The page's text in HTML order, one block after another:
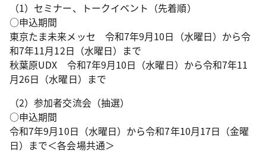
（1）セミナー、トークイベント（先着順）
○申込期間
東京たま未来メッセ 令和7年9月10日（水曜日）から令
和7年11月12日（水曜日）まで
秋葉原UDX 令和7年9月10日（水曜日）から令和7年11
月26日（水曜日）まで
（2）参加者交流会（抽選）
○申込期間
令和7年9月10日（水曜日）から令和7年10月17日（金曜
日）まで＜各会場共通＞